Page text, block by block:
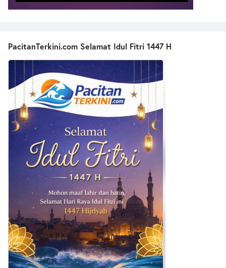
PacitanTerkini.com Selamat Idul Fitri 1447 H